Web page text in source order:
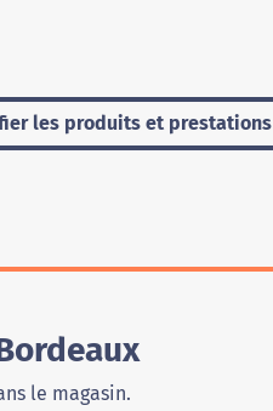
les produits et prestations
le magasin.